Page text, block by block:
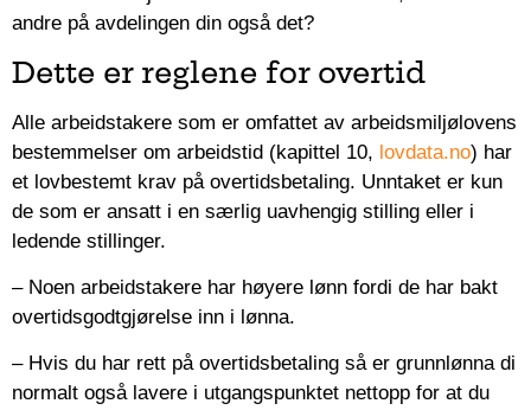
andre på avdelingen din også det?
Dette er reglene for overtid
Alle arbeidstakere som er omfattet av arbeidsmiljølovens
bestemmelser om arbeidstid (kapittel 10, lovdata.no) har
et lovbestemt krav på overtidsbetaling. Unntaket er kun
de som er ansatt i en særlig uavhengig stilling eller i
ledende stillinger.
– Noen arbeidstakere har høyere lønn fordi de har bakt
overtidsgodtgjørelse inn i lønna.
– Hvis du har rett på overtidsbetaling så er grunnlønna di
normalt også lavere i utgangspunktet nettopp for at du